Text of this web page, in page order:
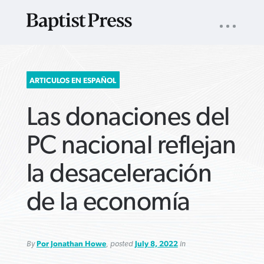
SEARCH
FOR:
NAV
ARTICULOS EN ESPAÑOL
Las donaciones del
PC nacional reflejan
la desaceleración
de la economía
ByPor Jonathan Howe, posted July 8, 2022in
ARTICLES ›
ARTICLES ›